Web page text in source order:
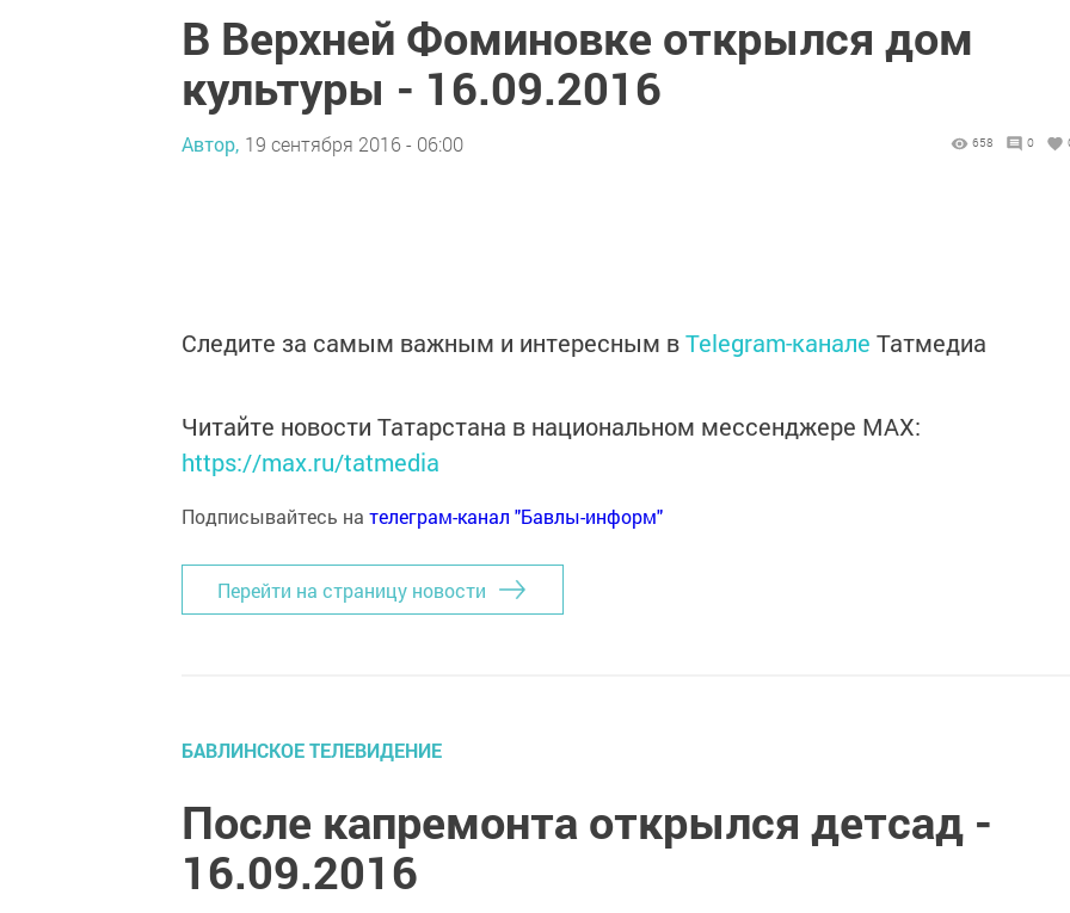
В Верхней Фоминовке открылся дом
культуры - 16.09.2016
Автор, 19 сентября 2016 - 06:00 658 0
Следите за самым важным и интересным вTelegram-канале Татмедиа
Читайте новости Татарстана в национальном мессенджере MАХ:
https://max.ru/tatmedia
Подписывайтесь на телеграм-канал "Бавлы-информ"
Перейти на страницу новости
БАВЛИНСКОЕ ТЕЛЕВИДЕНИЕ
После капремонта открылся детсад -
16.09.2016